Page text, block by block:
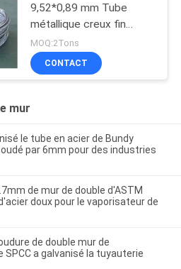
9,52*0,89 mm Tube
métallique creux fin
enduit de zinc
MOQ:2Tons
CONTACT
mur
le tube en acier de Bundy
par 6mm pour des industries
de mur de double d'ASTM
doux pour le vaporisateur de
de double mur de
a galvanisé la tuyauterie